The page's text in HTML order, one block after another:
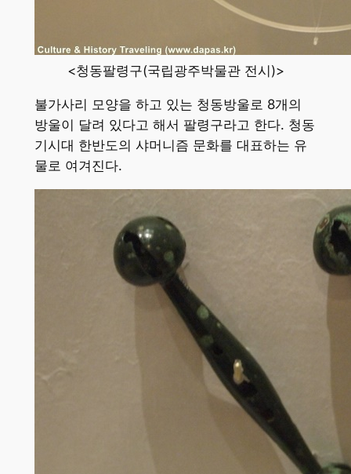
<청동팔령구(국립광주박물관 전시)>
불가사리 모양을 하고 있는 청동방울로 8개의
방울이 달려 있다고 해서 팔령구라고 한다. 청동
기시대 한반도의 샤머니즘 문화를 대표하는 유
물로 여겨진다.